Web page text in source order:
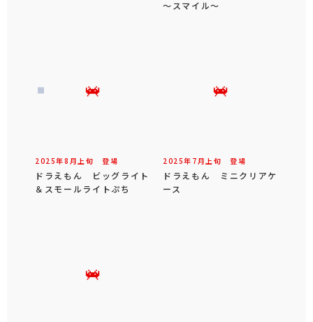
～スマイル～
2025年8 月 上旬 登場
ドラえもん ビッグライト
＆スモールライトぷち
2025年 7 月 上旬 登場
ドラえもん ミニクリアケ
ース